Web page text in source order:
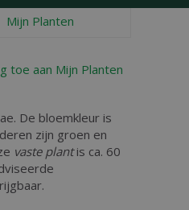
Mijn Planten
toe aan Mijn Planten
De bloemkleur is
zijn groen en
vaste plantis ca. 60